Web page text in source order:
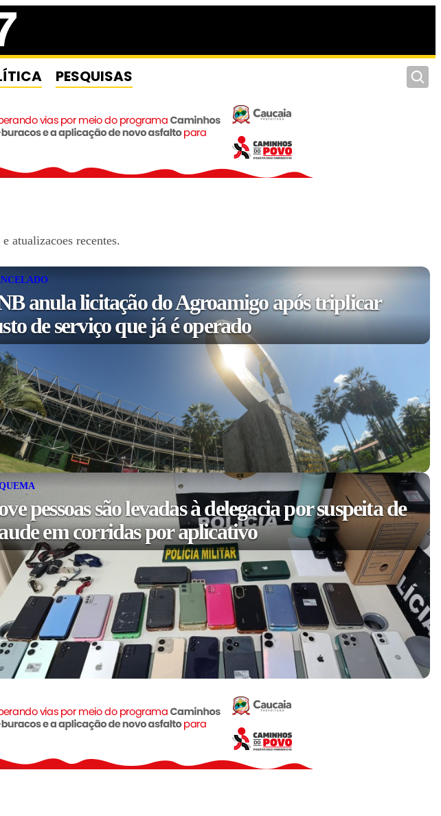
PESQUISAS
atualizacoes recentes.
anula licitação do Agroamigo após triplicar
de serviço que já é operado
pessoas são levadas à delegacia por suspeita de
em corridas por aplicativo